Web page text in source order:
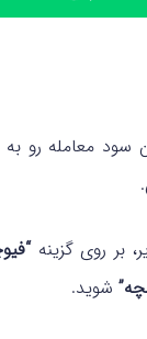
معامله رو به
بر روی گزینه
شوید.